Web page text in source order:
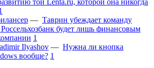
той Lenta.ru, которой она никогда
— Таврин убеждает команду
будет лишь финансовым
1
Ilyashov — Нужна ли кнопка
вообще? 1